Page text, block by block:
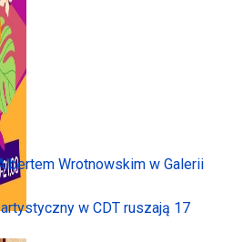
Wrotnowskim w Galerii
w CDT ruszają 17